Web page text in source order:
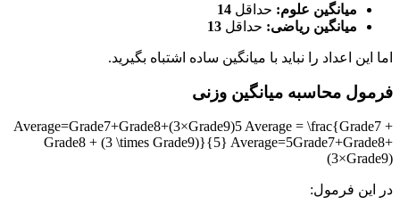
میانگین علوم: حداقل 14
میانگین ریاضی: حداقل 13
اما این اعداد را نباید با میانگین ساده اشتباه بگیرید.
فرمول محاسبه میانگین وزنی
Average=Grade7+Grade8+(3×Grade9)5 Average = \frac{Grade7 +
Grade8 + (3 \times Grade9)}{5} Average=5Grade7+Grade8+
(3×Grade9)
در این فرمول: